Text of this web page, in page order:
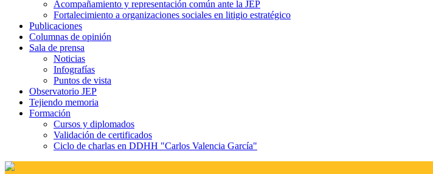
Acompañamiento y representación común ante la JEP
Fortalecimiento a organizaciones sociales en litigio estratégico
Publicaciones
Columnas de opinión
Sala de prensa
Noticias
Infografías
Puntos de vista
Observatorio JEP
Tejiendo memoria
Formación
Cursos y diplomados
Validación de certificados
Ciclo de charlas en DDHH "Carlos Valencia García"